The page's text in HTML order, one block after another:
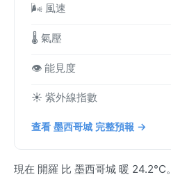
🌬️ 風速
🌡️ 氣壓
👁️ 能見度
☀️ 紫外線指數
查看 墨西哥城 完整預報 →
現在 開羅 比 墨西哥城 暖 24.2°C。